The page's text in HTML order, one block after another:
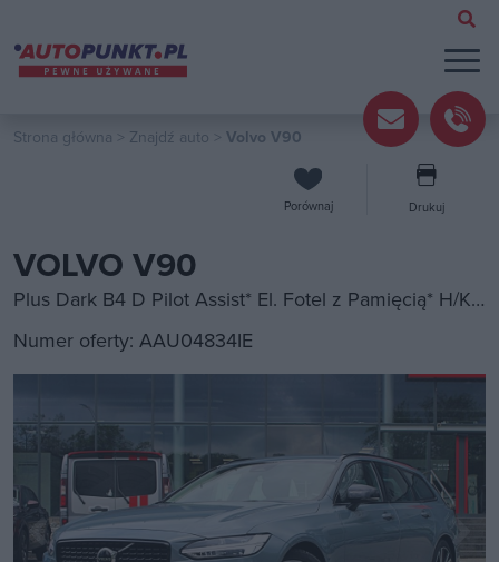
Strona główna > Znajdź auto > Volvo V90
Porównaj Drukuj
VOLVO V90
Plus Dark B4 D Pilot Assist* El. Fotel z Pamięcią* H/K* El. klapa* FV23%
Numer oferty: AAU04834IE